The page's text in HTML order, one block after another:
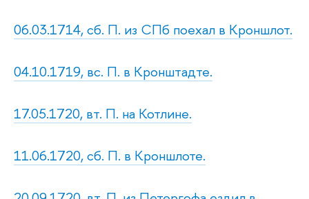
06.03.1714, сб. П. из СПб поехал в Кроншлот.
04.10.1719, вс. П. в Кронштадте.
17.05.1720, вт. П. на Котлине.
11.06.1720, сб. П. в Кроншлоте.